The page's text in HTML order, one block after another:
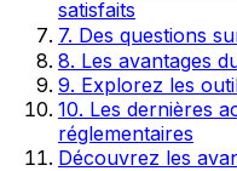
satisfaits
7. Des questions
8. Les avantages
9. Explorez les
10. Les dernières
réglementaires
Découvrez les